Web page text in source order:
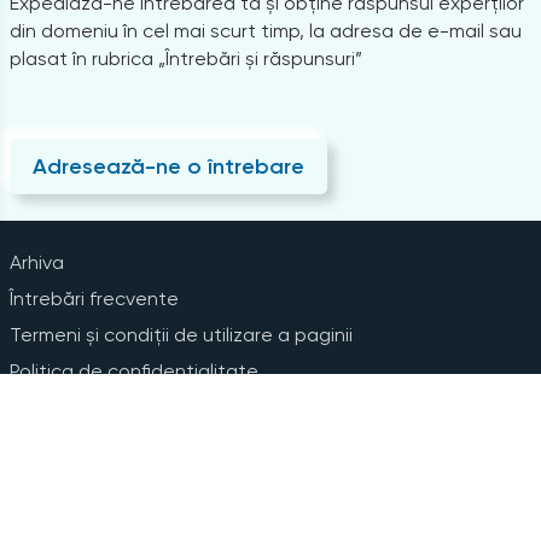
din domeniu în cel mai scurt timp, la adresa de e-mail sau
plasat în rubrica „Întrebări și răspunsuri”
Adresează-ne o întrebare
Arhiva
Întrebări frecvente
Termeni și condiții de utilizare a paginii
Politica de confidențialitate